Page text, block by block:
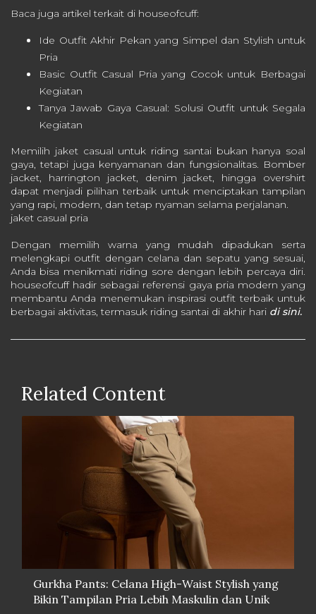
Baca juga artikel terkait di houseofcuff:
Ide Outfit Akhir Pekan yang Simpel dan Stylish untuk
Pria
Basic Outfit Casual Pria yang Cocok untuk Berbagai
Kegiatan
Tanya Jawab Gaya Casual: Solusi Outfit untuk Segala
Kegiatan
Memilih jaket casual untuk riding santai bukan hanya soal
gaya, tetapi juga kenyamanan dan fungsionalitas. Bomber
jacket, harrington jacket, denim jacket, hingga overshirt
dapat menjadi pilihan terbaik untuk menciptakan tampilan
yang rapi, modern, dan tetap nyaman selama perjalanan.
jaket casual pria
Dengan memilih warna yang mudah dipadukan serta
melengkapi outfit dengan celana dan sepatu yang sesuai,
Anda bisa menikmati riding sore dengan lebih percaya diri.
houseofcuff hadir sebagai referensi gaya pria modern yang
membantu Anda menemukan inspirasi outfit terbaik untuk
berbagai aktivitas, termasuk riding santai di akhir hari di sini.
Related Content
Gurkha Pants: Celana High-Waist Stylish yang
Bikin Tampilan Pria Lebih Maskulin dan Unik